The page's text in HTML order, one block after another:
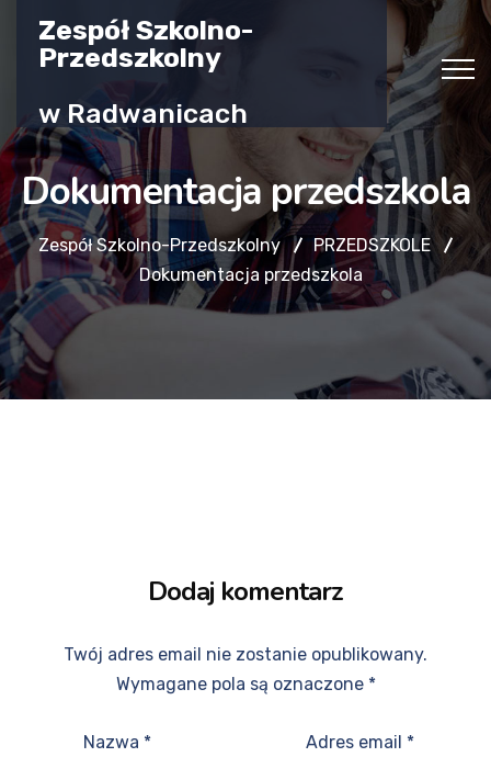
Zespół Szkolno-
Przedszkolny
w Radwanicach
Dokumentacja przedszkola
Zespół Szkolno-Przedszkolny
PRZEDSZKOLE
Dokumentacja przedszkola
Dodaj komentarz
Twój adres email nie zostanie opublikowany.
Wymagane pola są oznaczone *
Nazwa * Adres email *